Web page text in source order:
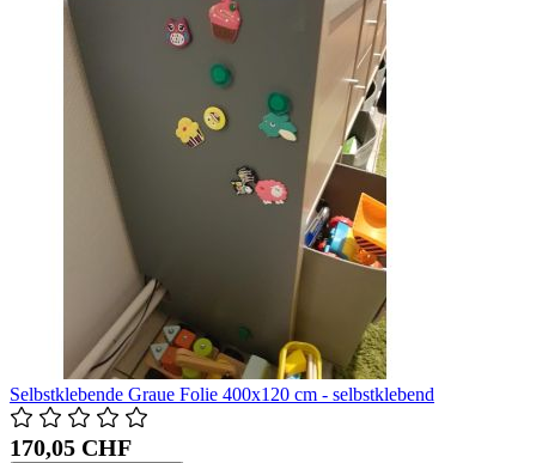
Selbstklebende Graue Folie 400x120 cm - selbstklebend
170,05 CHF